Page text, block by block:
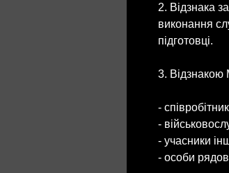
2. Відзнака
виконання
підготовці.
3.
-
-
- учасники
- особи